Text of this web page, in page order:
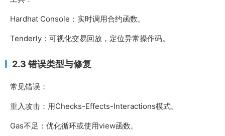
Hardhat Console：实时调用合约函数。
Tenderly：可视化交易回放，定位异常操作码。
2.3 错误类型与修复
常见错误：
重入攻击：用Checks-Effects-Interactions模式。
Gas不足：优化循环或使用view函数。